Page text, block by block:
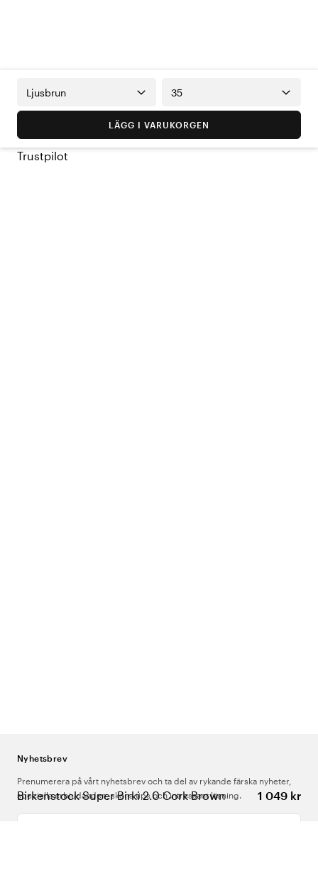
Birkenstock Super Birki 2.0 Cork Brown 1 049 kr
Ljusbrun 35
LÄGG I VARUKORGEN
Trustpilot
Nyhetsbrev
Prenumerera på vårt nyhetsbrev och ta del av rykande färska nyheter,
speciella erbjudanden, sköna tips och intressant läsning.
Ange din e-postadress